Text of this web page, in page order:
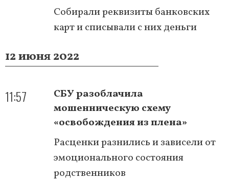
Собирали реквизиты банковских
карт и списывали с них деньги
12 июня 2022
11:57
СБУ разоблачила
мошенническую схему
«освобождения из плена»
Расценки разнились и зависели от
эмоционального состояния
родственников